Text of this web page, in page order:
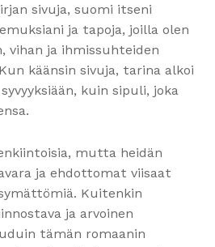
sivuja, suomi itseni
ja tapoja, joilla olen
vihan ja ihmissuhteiden
käänsin sivuja, tarina alkoi
kuin sipuli, joka
mutta heidän
ja ehdottomat viisaat
Kuitenkin
ja arvoinen
tämän romaanin